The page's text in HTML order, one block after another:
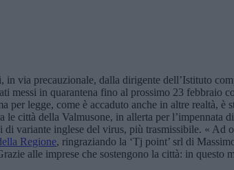
in via precauzionale, dalla dirigente dell’Istituto
messi in quarantena fino al prossimo 23 febbraio
legge, come è accaduto anche in altre realtà, è
città della Valmusone, in allerta per l’impennata
variante inglese del virus, più trasmissibile. « Ad
Regione, ringraziando la ‘Tj point’ srl di
alle imprese che sostengono la città: in questo